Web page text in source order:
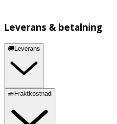
Leverans & betalning
🚚Leverans
🧺Fraktkostnad